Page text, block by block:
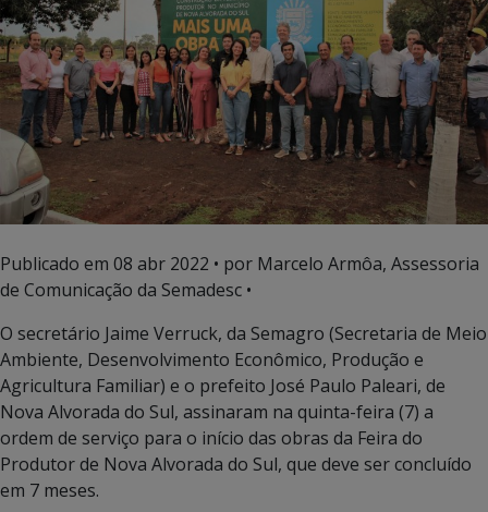
Publicado em 08 abr 2022 • por Marcelo Armôa, Assessoria
de Comunicação da Semadesc •
O secretário Jaime Verruck, da Semagro (Secretaria de Meio
Ambiente, Desenvolvimento Econômico, Produção e
Agricultura Familiar) e o prefeito José Paulo Paleari, de
Nova Alvorada do Sul, assinaram na quinta-feira (7) a
ordem de serviço para o início das obras da Feira do
Produtor de Nova Alvorada do Sul, que deve ser concluído
em 7 meses.